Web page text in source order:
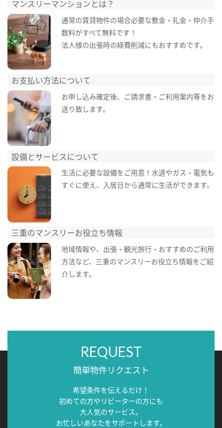
マンスリーマンションとは？
通常の賃貸物件の場合必要な敷金・礼金・仲介手
数料がすべて無料です！
法人様の出張時の経費削減にもおすすめです。
お支払い方法について
お申し込み確定後、ご請求書・ご利用案内等をお
送り致します。
設備とサービスについて
生活に必要な設備をご用意！水道やガス・電気も
すぐに使え、入居日から通常に生活ができます。
三重のマンスリーお役立ち情報
地域情報や、出張・観光旅行・おすすめのご利用
方法など、三重のマンスリーお役立ち情報をご紹
介します。
REQUEST
簡単物件リクエスト
希望条件を伝えるだけ！
初めての方やリピーターの方にも
大人気のサービス。
お忙しいあなたをサポートします。